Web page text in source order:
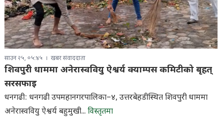
साउन २५, ०५:४५ खबर संवाददाता
शिवपुरी धाममा अनेरास्ववियु ऐश्वर्य क्याम्पस कमिटीको बृहत्
सरसफाइ
धनगढी: धनगढी उपमहानगरपालिका–४, उत्तरबेहडीस्थित शिवपुरी धाममा
अनेरास्ववियु ऐश्वर्य बहुमुखी... विस्तृतमा